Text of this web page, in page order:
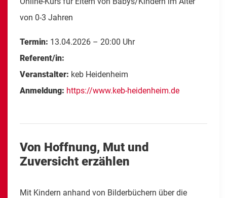
von 0-3 Jahren
Termin: 13.04.2026 – 20:00 Uhr
Referent/in:
Veranstalter: keb Heidenheim
Anmeldung: https://www.keb-heidenheim.de
Von Hoffnung, Mut und
Zuversicht erzählen
Mit Kindern anhand von Bilderbüchern über die